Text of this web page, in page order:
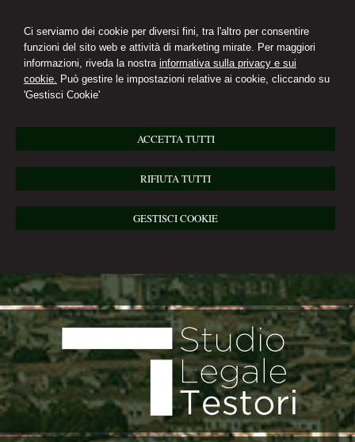
Ci serviamo dei cookie per diversi fini, tra l'altro per consentire
funzioni del sito web e attività di marketing mirate. Per maggiori
informazioni, riveda la nostra informativa sulla privacy e sui
cookie. Può gestire le impostazioni relative ai cookie, cliccando su
'Gestisci Cookie'
ACCETTA TUTTI
RIFIUTA TUTTI
GESTISCI COOKIE